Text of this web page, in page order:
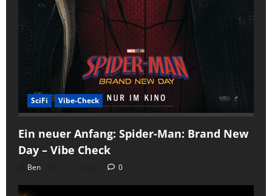
SciFi Vibe-Check
Ein neuer Anfang: Spider-Man: Brand New
Day – Vibe Check
Ben 0